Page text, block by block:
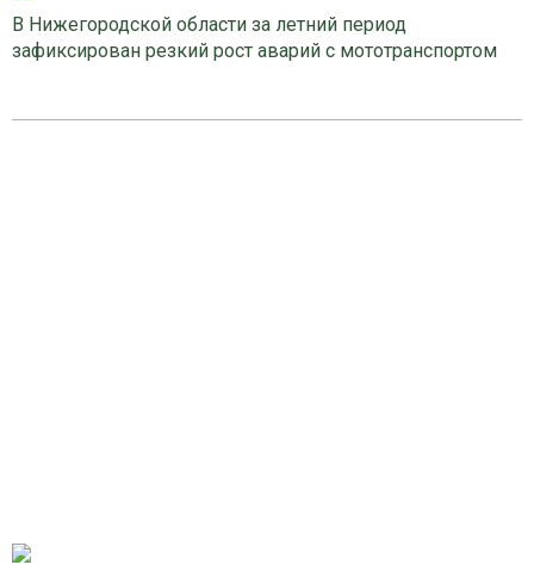
В Нижегородской области за летний период
зафиксирован резкий рост аварий с мототранспортом